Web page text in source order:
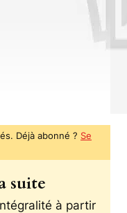
Déjà abonné ? Se
suite
à partir